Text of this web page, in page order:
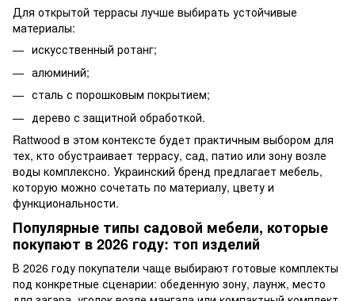
Для открытой террасы лучше выбирать устойчивые
материалы:
искусственный ротанг;
алюминий;
сталь с порошковым покрытием;
дерево с защитной обработкой.
Rattwood в этом контексте будет практичным выбором для
тех, кто обустраивает террасу, сад, патио или зону возле
воды комплексно. Украинский бренд предлагает мебель,
которую можно сочетать по материалу, цвету и
функциональности.
Популярные типы садовой мебели, которые
покупают в 2026 году: топ изделий
В 2026 году покупатели чаще выбирают готовые комплекты
под конкретные сценарии: обеденную зону, лаунж, место